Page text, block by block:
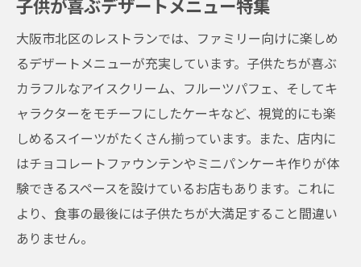
子供が喜ぶデザートメニュー特集
大阪市北区のレストランでは、ファミリー向けに楽しめ
るデザートメニューが充実しています。子供たちが喜ぶ
カラフルなアイスクリーム、フルーツパフェ、そしてキ
ャラクターをモチーフにしたケーキなど、視覚的にも楽
しめるスイーツがたくさん揃っています。また、店内に
はチョコレートファウンテンやミニパンケーキ作りが体
験できるスペースを設けているお店もあります。これに
より、食事の最後には子供たちが大満足すること間違い
ありません。